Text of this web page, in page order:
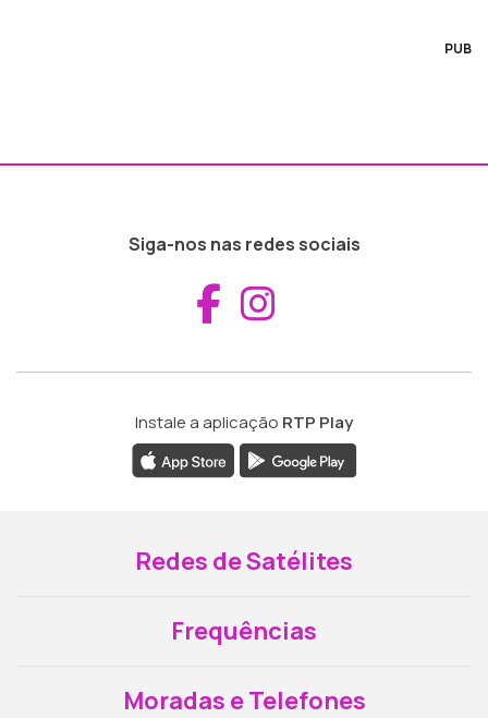
PUB
Siga-nos nas redes sociais
Aceder ao
Instale a aplicação RTP Play
Redes de Satélites
Frequências
Moradas e Telefones